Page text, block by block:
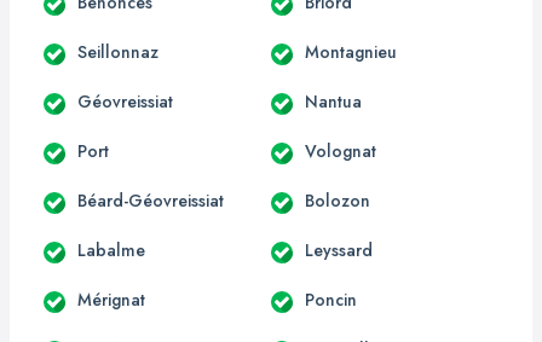
Seillonnaz Montagnieu
Géovreissiat Nantua
Port Volognat
Béard-Géovreissiat Bolozon
Labalme Leyssard
Mérignat Poncin